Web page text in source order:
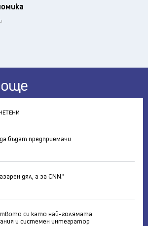
бъдат предприемачи
дял, а за CNN."
си като най-голямата
и системен интегратор